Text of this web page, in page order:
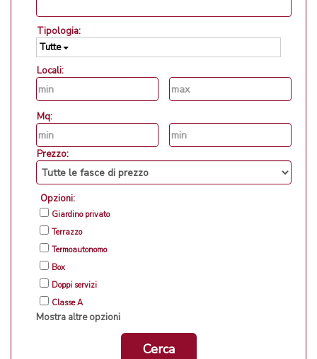
Tipologia:
Tutte
Locali:
Mq:
Prezzo:
Opzioni:
Giardino privato
Terrazzo
Termoautonomo
Box
Doppi servizi
Classe A
Mostra altre opzioni
Cerca